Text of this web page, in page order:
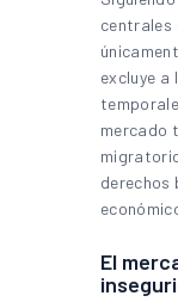
centrales
excluye a
mercado
derechos
El